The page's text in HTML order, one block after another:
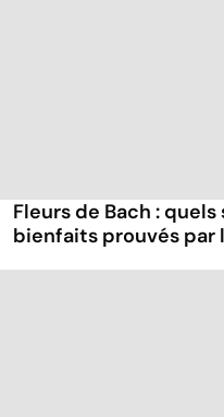
Fleurs de Bach :
bienfaits prouvés par